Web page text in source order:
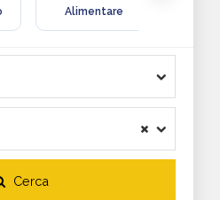
Alimentare
Cerca